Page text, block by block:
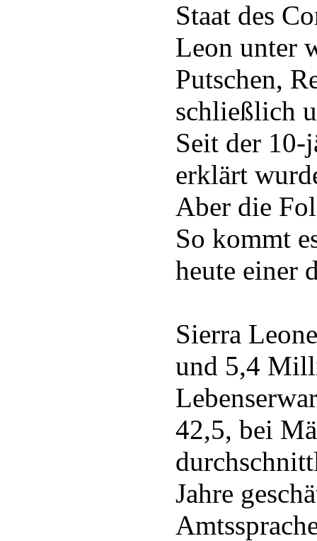
Staat des
Leon unter
Putschen,
schließlich
Seit der 10-
erklärt
Aber die
So kommt
heute einer
Sierra
und 5,4
42,5, bei
Jahre